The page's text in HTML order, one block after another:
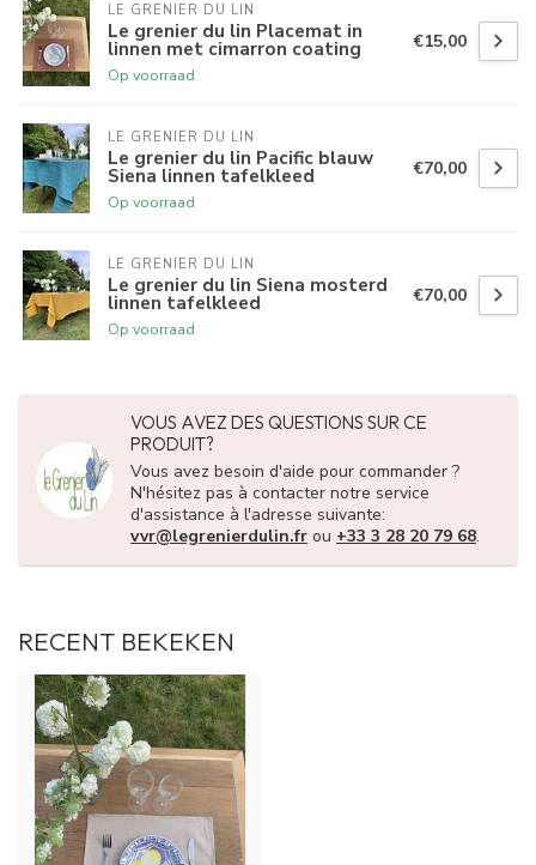
LE GRENIER DU LIN
Le grenier du lin Placemat in
linnen met cimarron coating
Op voorraad
€15,00
LE GRENIER DU LIN
Le grenier du lin Pacific blauw
Siena linnen tafelkleed
Op voorraad
€70,00
LE GRENIER DU LIN
Le grenier du lin Siena mosterd
linnen tafelkleed
Op voorraad
€70,00
VOUS AVEZ DES QUESTIONS SUR CE
PRODUIT?
Vous avez besoin d'aide pour commander ?
N'hésitez pas à contacter notre service
d'assistance à l'adresse suivante:
vvr@legrenierdulin.fr ou +33 3 28 20 79 68.
RECENT BEKEKEN